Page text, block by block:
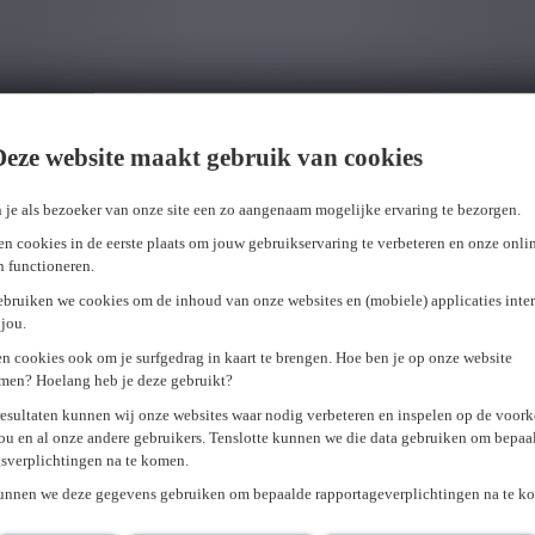
website maakt gebruik van cookies
je als bezoeker van onze site een zo aangenaam mogelijke ervaring te bezorgen.
cookies in de eerste plaats om jouw gebruikservaring te verbeteren en onze
functioneren.
we cookies om de inhoud van onze websites en (mobiele) applicaties
cookies ook om je surfgedrag in kaart te brengen. Hoe ben je op onze website
Hoelang heb je deze gebruikt?
kunnen wij onze websites waar nodig verbeteren en inspelen op de
en al onze andere gebruikers. Tenslotte kunnen we die data gebruiken om
na te komen.
we deze gegevens gebruiken om bepaalde rapportageverplichtingen na te